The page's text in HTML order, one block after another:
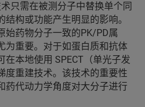
只需在被测分子中替换单个同
构或功能产生明显的影响。
始药物分子一致的PK/PD属
为重要。对于如蛋白质和抗体
本地使用 SPECT（单光子发
度重建技术。该技术的重要性
药代动力学角度对大分子进行